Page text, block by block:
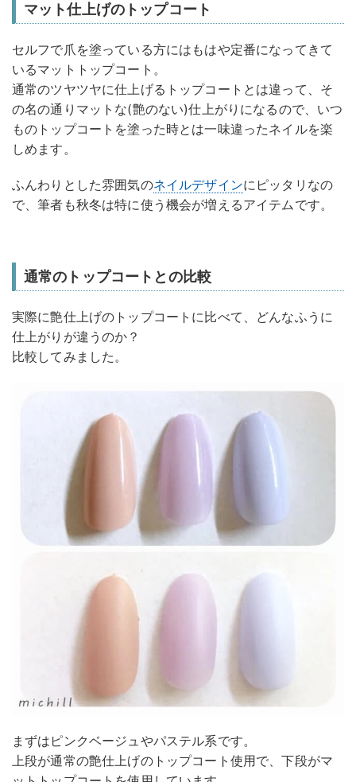
マット仕上げのトップコート
セルフで爪を塗っている方にはもはや定番になってきて
いるマットトップコート。
通常のツヤツヤに仕上げるトップコートとは違って、そ
の名の通りマットな(艶のない)仕上がりになるので、いつ
ものトップコートを塗った時とは一味違ったネイルを楽
しめます。
ふんわりとした雰囲気のネイルデザインにピッタリなの
で、筆者も秋冬は特に使う機会が増えるアイテムです。
通常のトップコートとの比較
実際に艶仕上げのトップコートに比べて、どんなふうに
仕上がりが違うのか？
比較してみました。
まずはピンクベージュやパステル系です。
上段が通常の艶仕上げのトップコート使用で、下段がマ